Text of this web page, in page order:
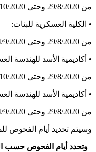
من 29/8/2020 وحتى 1/10/2020.
• الكلية العسكرية للبنات:
من 29/8/2020 وحتى 14/9/2020.
• أكاديمية الأسد للهندسة
من 29/8/2020 وحتى 1/10/2020.
• أكاديمية الأسد للهندسة
من 29/8/2020 وحتى 14/9/2020.
وسيتم تحديد أيام الفحوص
وتحدد أيام الفحوص حسب